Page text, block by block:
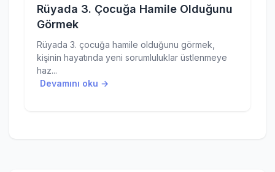
Rüyada 3. Çocuğa Hamile Olduğunu
Görmek
Rüyada 3. çocuğa hamile olduğunu görmek,
kişinin hayatında yeni sorumluluklar üstlenmeye
haz...
Devamını oku →